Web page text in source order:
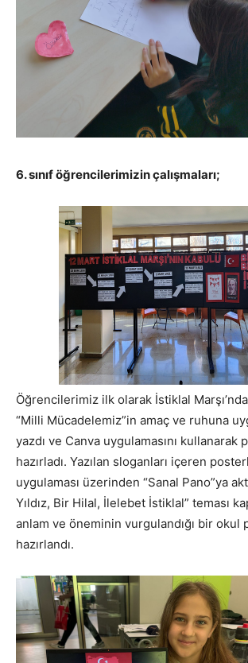
6. sınıf öğrencilerimizin çalışmaları;
Öğrencilerimiz ilk olarak İstiklal
“Milli Mücadelemiz”in amaç ve ruhuna
yazdı ve Canva uygulamasını kullanarak
hazırladı. Yazılan sloganları içeren
uygulaması üzerinden “Sanal Pano”ya
Yıldız, Bir Hilal, İlelebet İstiklal” teması
anlam ve öneminin vurgulandığı bir okul
hazırlandı.